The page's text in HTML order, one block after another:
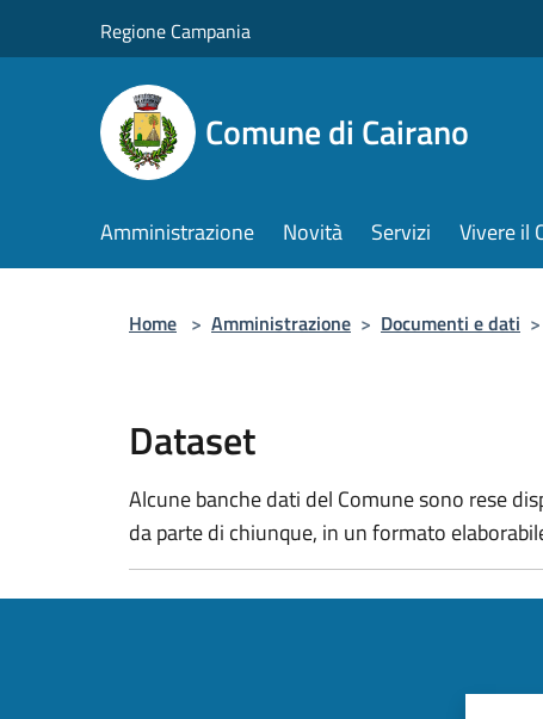
Regione Campania
Comune di Cairano
Amministrazione Novità Servizi Vivere il
Home > Amministrazione > Documenti e dati >
Dataset
Alcune banche dati del Comune sono rese
da parte di chiunque, in un formato